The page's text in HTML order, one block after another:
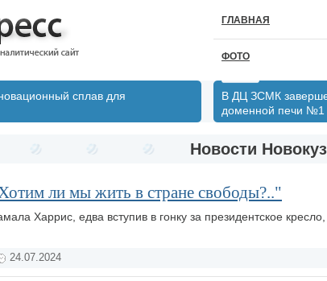
ГЛАВНАЯ
ФОТО
сплав для
В ДЦ ЗСМК
доменной печи №1
Новости
ли мы жить в стране свободы?.."
Харрис, едва вступив в гонку за президентское
24.07.2024